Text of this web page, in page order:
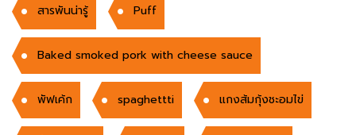
สารพันน่ารู้ Puff
Baked smoked pork with cheese sauce
พัฟเค้ก spaghettti แกงส้มกุ้งชะอมไข่